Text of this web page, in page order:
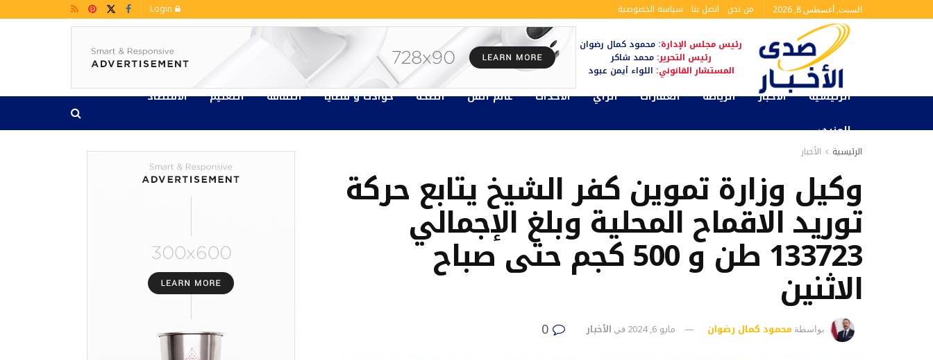
السبت, أغسطس 8, 2026 من نحن اتصل بنا سياسة الخصوصية
رئيس مجلس الإدارة: محمود كمال رضوان
رئيس التحرير:محمد شاكر
المستشار القانوني: اللواء أيمن عبود
الرئيسية الأخبار الرياضة العقارات الرأي الأحداث عالم الفن الصحة حوادث و قضايا الثقافة التعليم
الاقتصاد
المزيد
الرئيسية الأخبار
وكيل وزارة تموين كفر الشيخ يتابع حركة
توريد الاقماح المحلية وبلغ الإجمالي
133723 طن و 500 كجم حتى صباح
الاثنين
بواسطة محمود كمال رضوان مايو 6, 2024 في الأخبار